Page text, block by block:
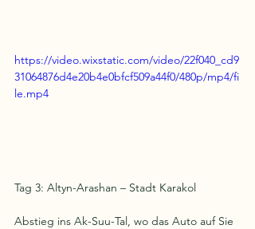
https://video.wixstatic.com/video/22f040_cd9
31064876d4e20b4e0bfcf509a44f0/480p/mp4/fi
le.mp4
Tag 3: Altyn-Arashan – Stadt Karakol
Abstieg ins Ak-Suu-Tal, wo das Auto auf Sie